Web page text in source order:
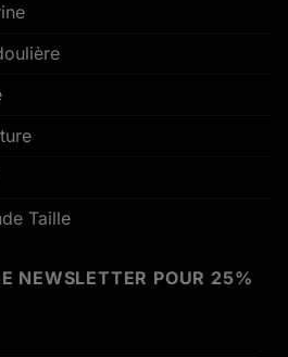
Taille
NEWSLETTER POUR 25%